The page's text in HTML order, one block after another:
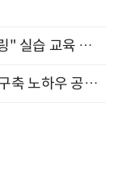
현업에서 바로 쓰는 "하네스 엔지니어링" 실습 교육 워크숍 8월 20일 개최
"AI 핀옵스 시스템과 토큰 관리시스템 구축 노하우 공개" 잠실 한국광고문화회관 2층 대회의실 (8/21)